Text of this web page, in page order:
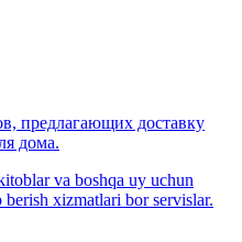
предлагающих доставку
дома.
va boshqa uy uchun
xizmatlari bor servislar.